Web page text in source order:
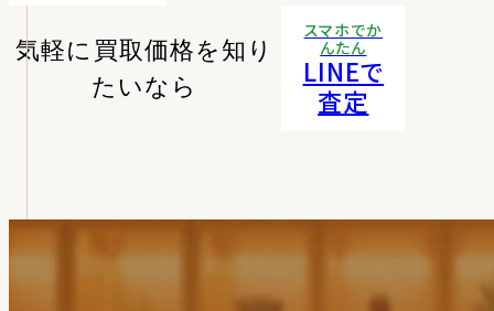
気軽に買取価格を知り
たいなら
スマホでか
んたん
LINEで
査定